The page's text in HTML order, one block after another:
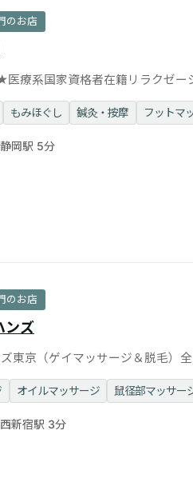
のお店
療系国家資格者在籍リラクゼー
もみほぐし 鍼灸・按摩 フットマ
岡駅 5分
のお店
ンズ
東京（ゲイマッサージ＆脱毛）
オイルマッサージ 鼠径部マッサー
新宿駅 3分